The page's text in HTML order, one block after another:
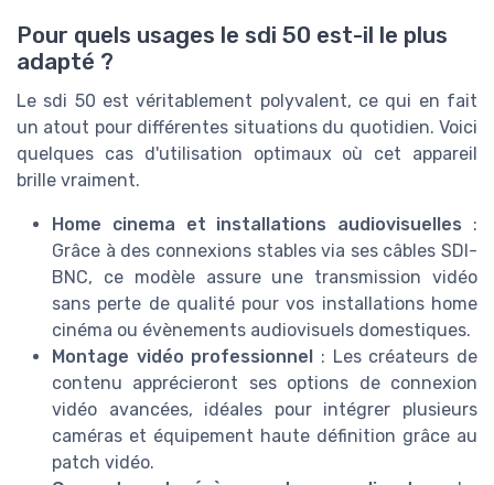
Pour quels usages le sdi 50 est-il le plus
adapté ?
Le sdi 50 est véritablement polyvalent, ce qui en fait
un atout pour différentes situations du quotidien. Voici
quelques cas d'utilisation optimaux où cet appareil
brille vraiment.
Home cinema et installations audiovisuelles :
Grâce à des connexions stables via ses câbles SDI-
BNC, ce modèle assure une transmission vidéo
sans perte de qualité pour vos installations home
cinéma ou évènements audiovisuels domestiques.
Montage vidéo professionnel : Les créateurs de
contenu apprécieront ses options de connexion
vidéo avancées, idéales pour intégrer plusieurs
caméras et équipement haute définition grâce au
patch vidéo.